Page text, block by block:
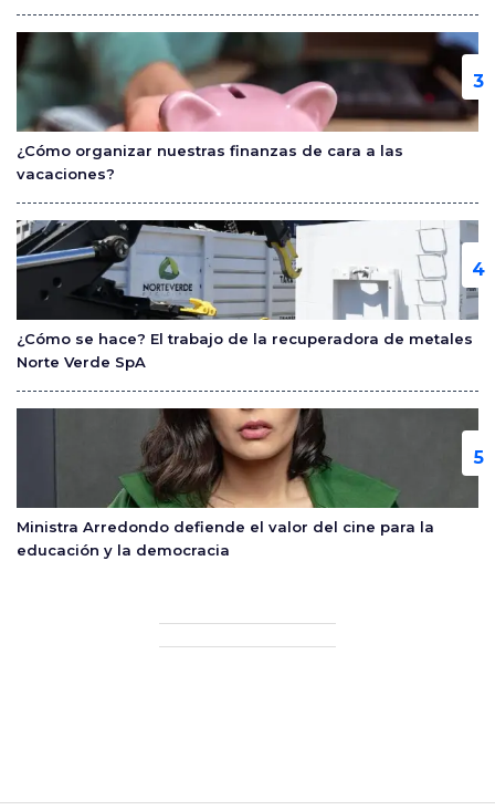
¿Cómo organizar nuestras finanzas de cara a las
vacaciones?
¿Cómo se hace? El trabajo de la recuperadora de metales
Norte Verde SpA
Ministra Arredondo defiende el valor del cine para la
educación y la democracia